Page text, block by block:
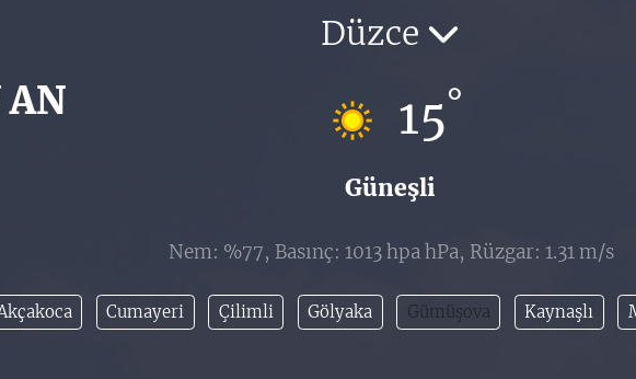
AN
Düzce
15°
Güneşli
Nem: %77, Basınç: 1013 hpa hPa, Rüzgar: 1.31 m/s
Cumayeri Çilimli Gölyaka Gümüşova Kaynaşlı